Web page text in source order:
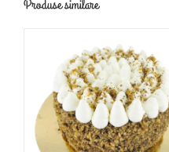
Produse similare